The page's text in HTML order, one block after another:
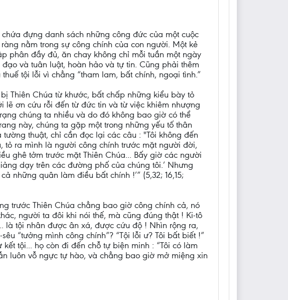
đựng danh sách những công đức của một cuộc
nằm trong sự công chính của con người. Một kẻ
phân đầy đủ, ăn chay không chỉ mỗi tuần một ngày
và tuân luật, hoàn hảo và tự tin. Cũng phải thêm
tội lỗi vì chẳng “tham lam, bất chính, ngoại tình.”
Thiên Chúa từ khước, bất chấp những kiểu bày tỏ
lẽ ơn cứu rỗi đến từ đức tin và từ việc khiêm nhượng
chúng ta nhiều và do đó không bao giờ có thể
này, chúng ta gặp một trong những yếu tố thân
thuật, chỉ cần đọc lại các câu : "Tôi không đến
tỏ ra mình là người công chính trước mặt người đời,
ghê tởm trước mặt Thiên Chúa... Bấy giờ các người
dạy trên các đường phố của chúng tôi.’ Nhưng
những quân làm điều bất chính !’” (5,32; 16,15;
trước Thiên Chúa chẳng bao giờ công chính cả, nó
người ta đôi khi nói thế, mà cũng đúng thật ! Ki-tô
là tội nhân được ân xá, được cứu độ ! Nhìn rộng ra,
“tưởng mình công chính”? “Tội lỗi ư? Tôi bất biết !”
tội... họ còn đi đến chỗ tự biện minh : “Tôi có làm
luôn vỗ ngực tự hào, và chẳng bao giờ mở miệng xin